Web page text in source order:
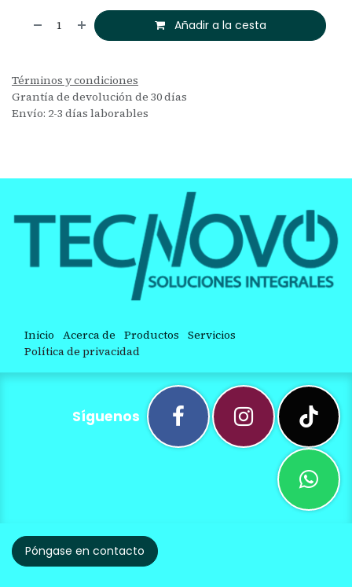
Añadir a la cesta
Términos y condiciones
Grantía de devolución de 30 días
Envío: 2-3 días laborables
Inicio Acerca de Productos Servicios
Política de privacidad
Síguenos
Póngase en contacto